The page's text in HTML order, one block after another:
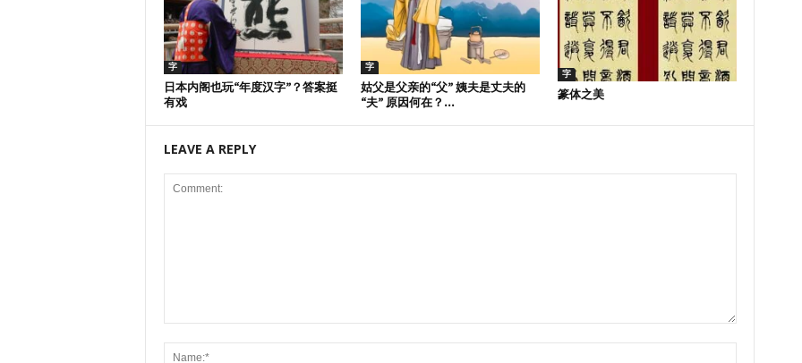
字
日本内阁也玩“年度汉字”？答案挺
有戏
字
姑父是父亲的“父” 姨夫是丈夫的
“夫” 原因何在？...
字
篆体之美
LEAVE A REPLY